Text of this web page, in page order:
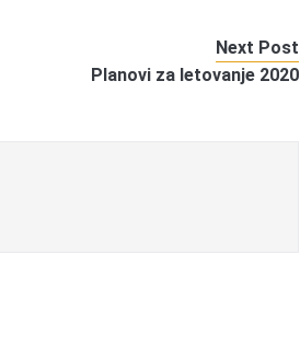
Next Post
Planovi za letovanje 2020